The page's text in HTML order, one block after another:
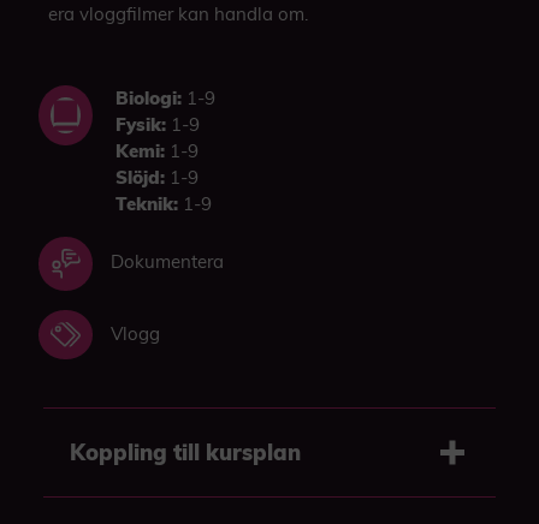
era vloggfilmer kan handla om.
Biologi: 1-9
Fysik: 1-9
Kemi: 1-9
Slöjd: 1-9
Teknik: 1-9
Dokumentera
Vlogg
Koppling till kursplan